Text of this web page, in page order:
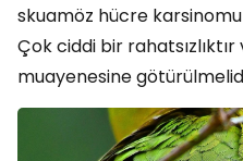
skuamöz hücre
Çok ciddi bir
muayenesine